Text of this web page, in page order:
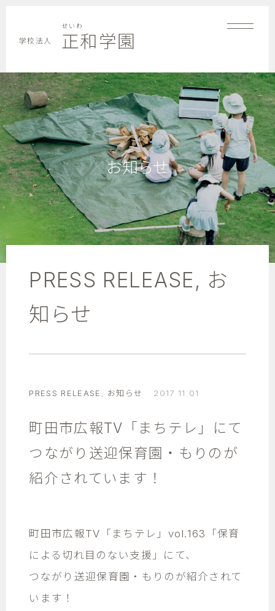
学校法人
せいわ
正和学園
お知らせ
PRESS RELEASE, お
知らせ
PRESS RELEASE お知らせ 2017 11 01
町田市広報TV「まちテレ」にて
つながり送迎保育園・もりのが
紹介されています！
町田市広報TV「まちテレ」vol.163「保育
による切れ目のない支援」にて、
つながり送迎保育園・もりのが紹介されて
います！